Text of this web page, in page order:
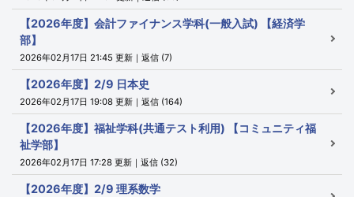
【2026年度】会計ファイナンス学科(一般入試) 【経済学
部】
2026年02月17日 21:45 更新｜返信 (7)
【2026年度】2/9 日本史
2026年02月17日 19:08 更新｜返信 (164)
【2026年度】福祉学科(共通テスト利用) 【コミュニティ福
祉学部】
2026年02月17日 17:28 更新｜返信 (32)
【2026年度】2/9 理系数学